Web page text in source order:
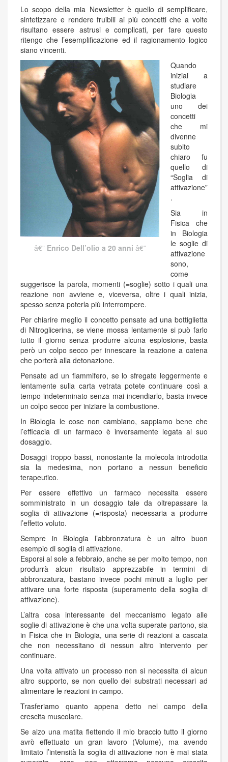
Lo scopo della mia Newsletter è quello di semplificare,
sintetizzare e rendere fruibili ai più concetti che a volte
risultano essere astrusi e complicati, per fare questo
ritengo che l’esemplificazione ed il ragionamento logico
siano vincenti.
Enrico Dell’olio a 20 anni
Quando
iniziai a
studiare
Biologia
uno dei
concetti
che mi
divenne
subito
chiaro fu
quello di
“Soglia di
attivazione”
.
Sia in
Fisica che
in Biologia
le soglie di
attivazione
sono,
come
suggerisce la parola, momenti (=soglie) sotto i quali una
reazione non avviene e, viceversa, oltre i quali inizia,
spesso senza poterla più interrompere.
Per chiarire meglio il concetto pensate ad una bottiglietta
di Nitroglicerina, se viene mossa lentamente si può farlo
tutto il giorno senza produrre alcuna esplosione, basta
però un colpo secco per innescare la reazione a catena
che porterà alla detonazione.
Pensate ad un fiammifero, se lo sfregate leggermente e
lentamente sulla carta vetrata potete continuare così a
tempo indeterminato senza mai incendiarlo, basta invece
un colpo secco per iniziare la combustione.
In Biologia le cose non cambiano, sappiamo bene che
l’efficacia di un farmaco è inversamente legata al suo
dosaggio.
Dosaggi troppo bassi, nonostante la molecola introdotta
sia la medesima, non portano a nessun beneficio
terapeutico.
Per essere effettivo un farmaco necessita essere
somministrato in un dosaggio tale da oltrepassare la
soglia di attivazione (=risposta) necessaria a produrre
l’effetto voluto.
Sempre in Biologia l’abbronzatura è un altro buon
esempio di soglia di attivazione.
Esporsi al sole a febbraio, anche se per molto tempo, non
produrrà alcun risultato apprezzabile in termini di
abbronzatura, bastano invece pochi minuti a luglio per
attivare una forte risposta (superamento della soglia di
attivazione).
L’altra cosa interessante del meccanismo legato alle
soglie di attivazione è che una volta superate partono, sia
in Fisica che in Biologia, una serie di reazioni a cascata
che non necessitano di nessun altro intervento per
continuare.
Una volta attivato un processo non si necessita di alcun
altro supporto, se non quello dei substrati necessari ad
alimentare le reazioni in campo.
Trasferiamo quanto appena detto nel campo della
crescita muscolare.
Se alzo una matita flettendo il mio braccio tutto il giorno
avrò effettuato un gran lavoro (Volume), ma avendo
limitato l’intensità la soglia di attivazione non è mai stata